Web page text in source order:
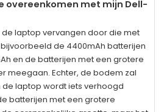
overeenkomen met mijn Dell-
de laptop vervangen door die met
de 4400mAh batterijen
en de batterijen met een grotere
meegaan. Echter, de bodem zal
laptop wordt iets verhoogd
batterijen met een grotere